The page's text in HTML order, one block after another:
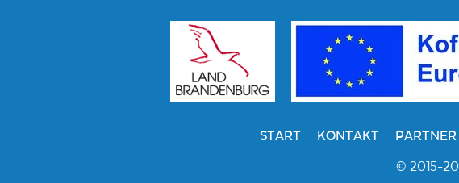
START KONTAKT PARTNER
© 2015-